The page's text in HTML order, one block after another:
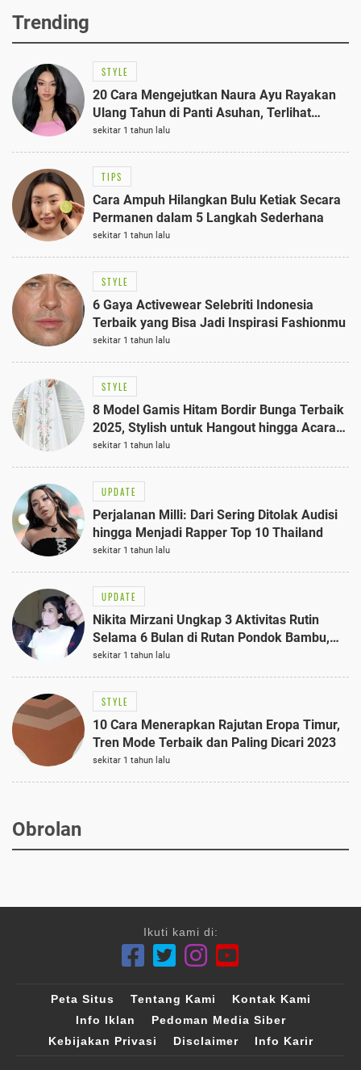
Trending
STYLE
20 Cara Mengejutkan Naura Ayu Rayakan
Ulang Tahun di Panti Asuhan, Terlihat
Anggun dengan Kaftan Cokelat
sekitar 1 tahun lalu
TIPS
Cara Ampuh Hilangkan Bulu Ketiak Secara
Permanen dalam 5 Langkah Sederhana
sekitar 1 tahun lalu
STYLE
6 Gaya Activewear Selebriti Indonesia
Terbaik yang Bisa Jadi Inspirasi Fashionmu
sekitar 1 tahun lalu
STYLE
8 Model Gamis Hitam Bordir Bunga Terbaik
2025, Stylish untuk Hangout hingga Acara
Semi-Formal
sekitar 1 tahun lalu
UPDATE
Perjalanan Milli: Dari Sering Ditolak Audisi
hingga Menjadi Rapper Top 10 Thailand
sekitar 1 tahun lalu
UPDATE
Nikita Mirzani Ungkap 3 Aktivitas Rutin
Selama 6 Bulan di Rutan Pondok Bambu,
Terungkap!
sekitar 1 tahun lalu
STYLE
10 Cara Menerapkan Rajutan Eropa Timur,
Tren Mode Terbaik dan Paling Dicari 2023
sekitar 1 tahun lalu
Obrolan
Ikuti kami di:
Peta Situs Tentang Kami
Kontak Kami
Info Iklan
Pedoman Media Siber
Kebijakan Privasi
Disclaimer Info Karir